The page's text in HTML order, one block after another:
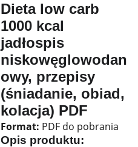
Dieta low carb
1000 kcal
jadłospis
niskowęglowodan
owy, przepisy
(śniadanie, obiad,
kolacja) PDF
Format: PDF do pobrania
Opis produktu: